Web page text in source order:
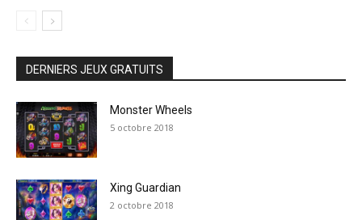
DERNIERS JEUX GRATUITS
Monster Wheels
5 octobre 2018
Xing Guardian
2 octobre 2018